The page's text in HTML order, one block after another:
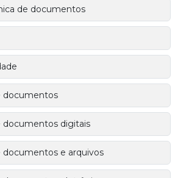
de documentos
documentos
documentos digitais
e arquivos